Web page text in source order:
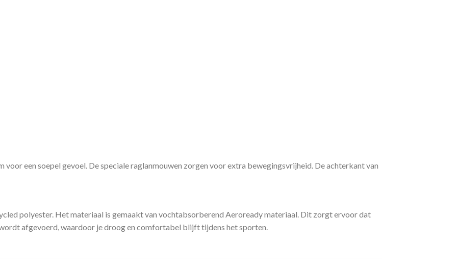
voor een soepel gevoel. De speciale raglanmouwen zorgen voor extra bewegingsvrijheid. De achterkant van
polyester. Het materiaal is gemaakt van vochtabsorberend Aeroready materiaal. Dit zorgt ervoor dat
afgevoerd, waardoor je droog en comfortabel blijft tijdens het sporten.